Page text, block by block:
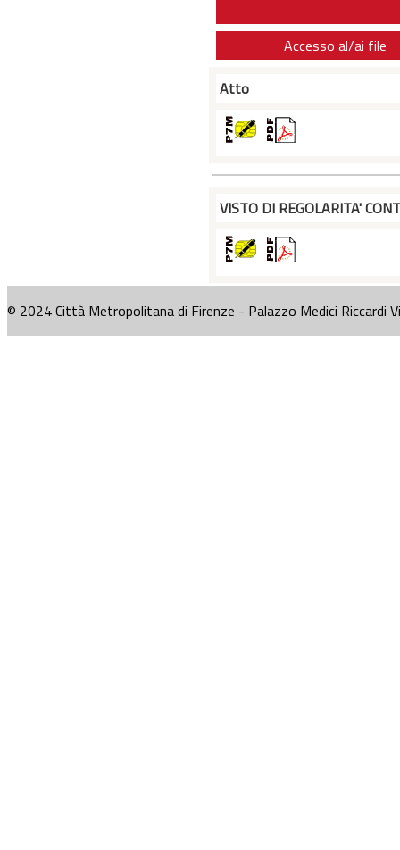
Accesso al/ai file
Atto
VISTO DI REGOLARITA'
© 2024 Città Metropolitana di Firenze - Palazzo Medici Riccardi